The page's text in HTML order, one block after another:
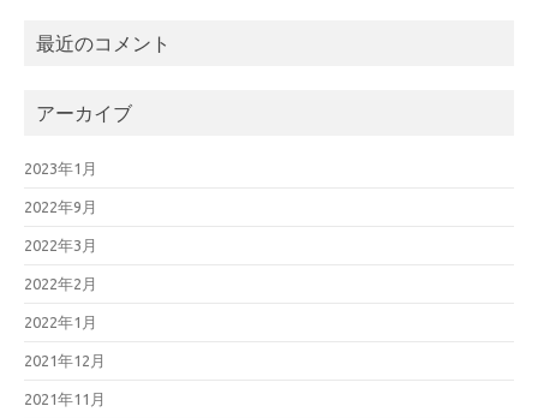
最近のコメント
アーカイブ
2023年1月
2022年9月
2022年3月
2022年2月
2022年1月
2021年12月
2021年11月